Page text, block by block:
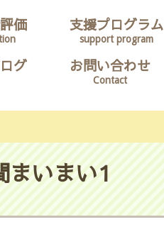
価 支援プログラム
support program
グ お問い合わせ
Contact
まいまい1